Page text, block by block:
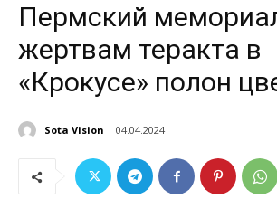
Пермский
жертвам теракта в
«Крокусе» полон
Sota Vision 04.04.2024